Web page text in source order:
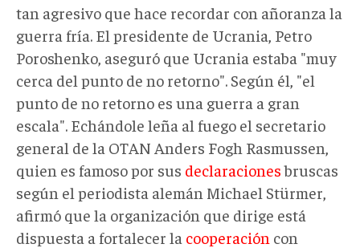
tan agresivo que hace recordar con añoranza la
guerra fría. El presidente de Ucrania, Petro
Poroshenko, aseguró que Ucrania estaba "muy
cerca del punto de no retorno". Según él, "el
punto de no retorno es una guerra a gran
escala". Echándole leña al fuego el secretario
general de la OTAN Anders Fogh Rasmussen,
quien es famoso por sus declaracionesbruscas
según el periodista alemán Michael Stürmer,
afirmó que la organización que dirige está
dispuesta a fortalecer la cooperación con